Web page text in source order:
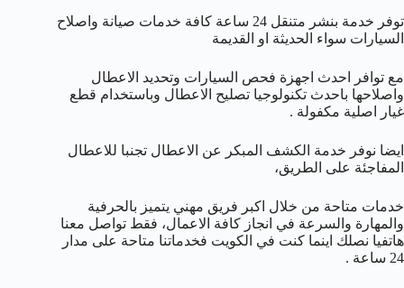
توفر خدمة بنشر متنقل 24 ساعة كافة خدمات صيانة واصلاح
السيارات سواء الحديثة او القديمة
مع توافر احدث اجهزة فحص السيارات وتحديد الاعطال
واصلاحها باحدث تكنولوجيا تصليح الاعطال وباستخدام قطع
غيار اصلية مكفولة .
ايضا نوفر خدمة الكشف المبكر عن الاعطال تجنبا للاعطال
المفاجئة على الطريق،
خدمات متاحة من خلال اكبر فريق مهني يتميز بالحرفية
والمهارة والسرعة في انجاز كافة الاعمال، فقط تواصل معنا
هاتفيا نصلك اينما كنت في الكويت فخدماتنا متاحة على مدار
24 ساعة .